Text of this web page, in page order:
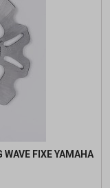
WAVE FIXE YAMAHA